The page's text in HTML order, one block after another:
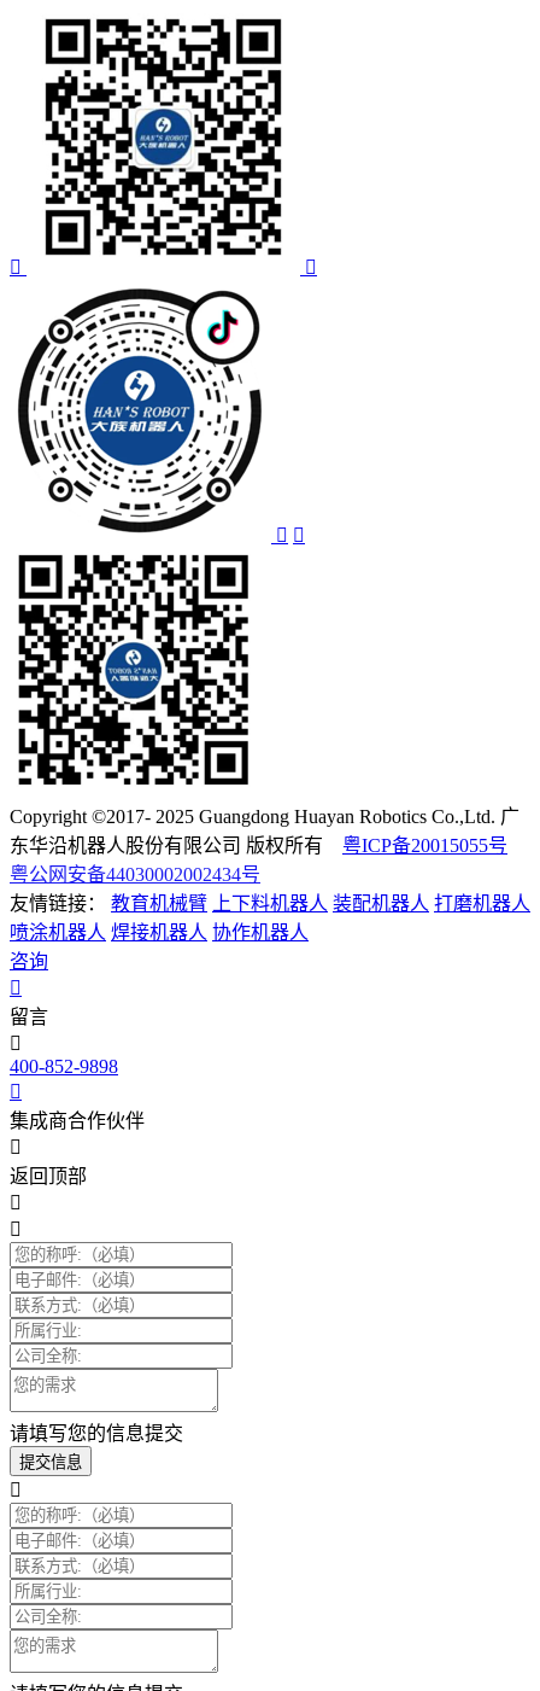
Copyright ©2017- 2025 Guangdong Huayan Robotics Co.,Ltd. 广
东华沿机器人股份有限公司 版权所有 粤ICP备20015055号
粤公网安备44030002002434号
友情链接：
教育机械臂 上下料机器人 装配机器人 打磨机器人
喷涂机器人 焊接机器人 协作机器人
咨询
留言
400-852-9898
集成商合作伙伴
返回顶部
请填写您的信息提交
提交信息